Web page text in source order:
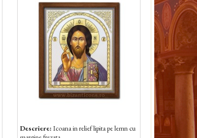
Descriere: Icoana in relief lipita pe lemn cu